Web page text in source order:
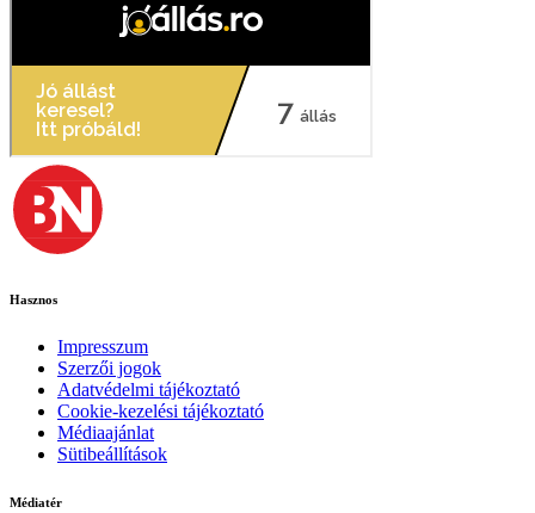
Hasznos
Impresszum
Szerzői jogok
Adatvédelmi tájékoztató
Cookie-kezelési tájékoztató
Médiaajánlat
Sütibeállítások
Médiatér